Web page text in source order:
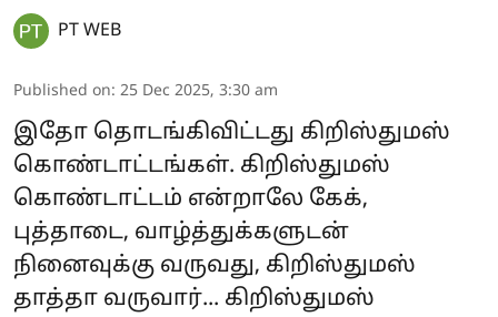
PT WEB
Published on: 25 Dec 2025, 3:30 am
இதோ தொடங்கிவிட்டது கிறிஸ்துமஸ்
கொண்டாட்டங்கள். கிறிஸ்துமஸ்
கொண்டாட்டம் என்றாலே கேக்,
புத்தாடை, வாழ்த்துக்களுடன்
நினைவுக்கு வருவது, கிறிஸ்துமஸ்
தாத்தா வருவார்... கிறிஸ்துமஸ்